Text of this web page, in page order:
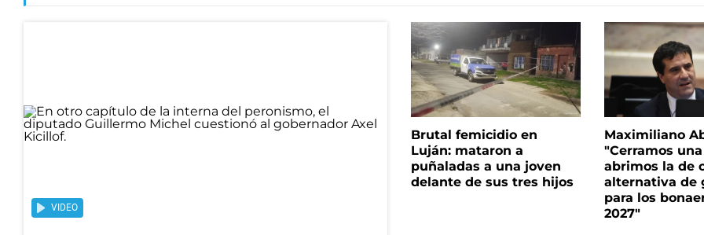
VIDEO
Brutal femicidio en
Luján: mataron a
puñaladas a una joven
delante de sus tres hijos
Maximiliano
"Cerramos
abrimos la de
alternativa de
para los
2027"